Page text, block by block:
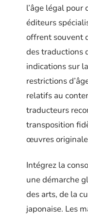
l’âge légal pour
éditeurs
offrent souvent
des traductions
indications sur
restrictions
relatifs au
traducteurs
transposition
œuvres
Intégrez la
une démarche
des arts, de la
japonaise. Les